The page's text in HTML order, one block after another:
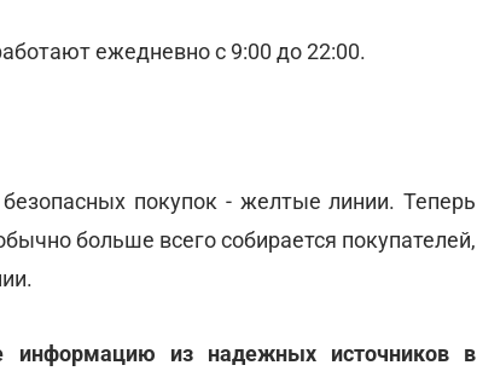
ежедневно с 9:00 до 22:00.
покупок - желтые линии. Теперь
больше всего собирается покупателей,
информацию из надежных источников в